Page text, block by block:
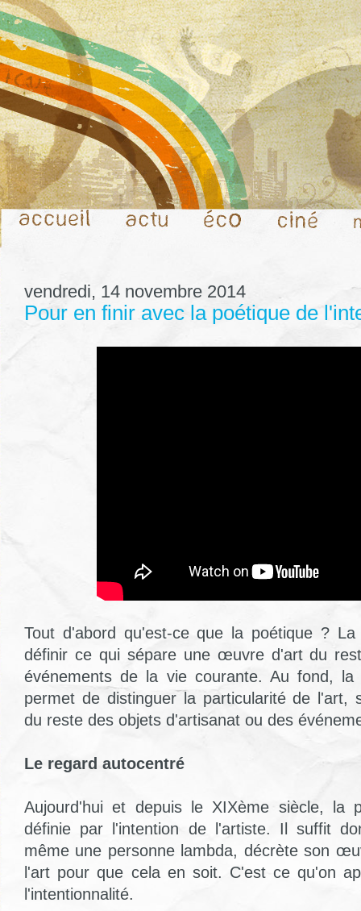
vendredi, 14 novembre 2014
Pour en finir avec la poétique de
Tout d'abord qu'est-ce que la poétique ?
définir ce qui sépare une œuvre d'art du
événements de la vie courante. Au fond,
permet de distinguer la particularité de l'art,
du reste des objets d'artisanat ou des
Le regard autocentré
Aujourd'hui et depuis le XIXème siècle, la
définie par l'intention de l'artiste. Il suffit
même une personne lambda, décrète son
l'art pour que cela en soit. C'est ce qu'on
l'intentionnalité.